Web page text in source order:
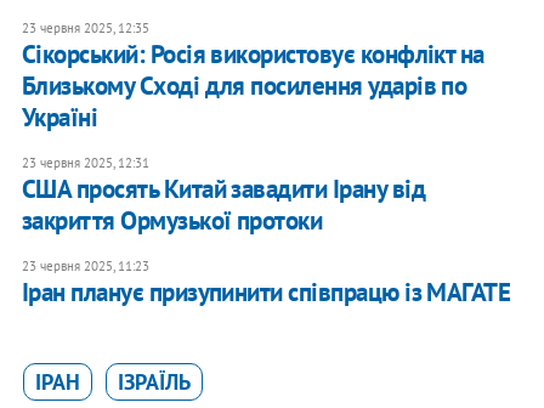
23 червня 2025, 12:35
Сікорський: Росія використовує конфлікт на
Близькому Сході для посилення ударів по
Україні
23 червня 2025, 12:31
США просять Китай завадити Ірану від
закриття Ормузької протоки
23 червня 2025, 11:23
Іран планує призупинити співпрацю із МАГАТЕ
ІРАН ІЗРАЇЛЬ